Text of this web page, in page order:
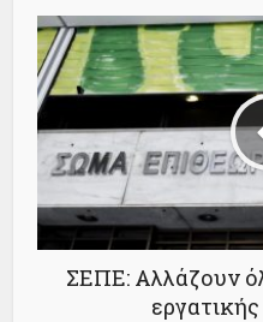
ΣΕΠΕ: Αλλάζουν